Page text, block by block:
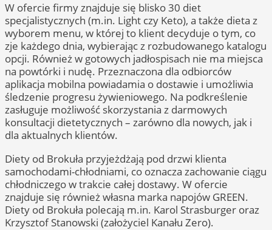
W ofercie firmy znajduje się blisko 30 diet
specjalistycznych (m.in. Light czy Keto), a także dieta z
wyborem menu, w której to klient decyduje o tym, co
zje każdego dnia, wybierając z rozbudowanego katalogu
opcji. Również w gotowych jadłospisach nie ma miejsca
na powtórki i nudę. Przeznaczona dla odbiorców
aplikacja mobilna powiadamia o dostawie i umożliwia
śledzenie progresu żywieniowego. Na podkreślenie
zasługuje możliwość skorzystania z darmowych
konsultacji dietetycznych – zarówno dla nowych, jak i
dla aktualnych klientów.
Diety od Brokuła przyjeżdżają pod drzwi klienta
samochodami-chłodniami, co oznacza zachowanie ciągu
chłodniczego w trakcie całej dostawy. W ofercie
znajduje się również własna marka napojów GREEN.
Diety od Brokuła polecają m.in. Karol Strasburger oraz
Krzysztof Stanowski (założyciel Kanału Zero).